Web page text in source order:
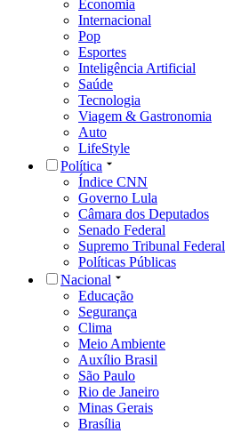
Economia
Internacional
Pop
Esportes
Inteligência Artificial
Saúde
Tecnologia
Viagem & Gastronomia
Auto
LifeStyle
Política
Índice CNN
Governo Lula
Câmara dos Deputados
Senado Federal
Supremo Tribunal Federal
Políticas Públicas
Nacional
Educação
Segurança
Clima
Meio Ambiente
Auxílio Brasil
São Paulo
Rio de Janeiro
Minas Gerais
Brasília